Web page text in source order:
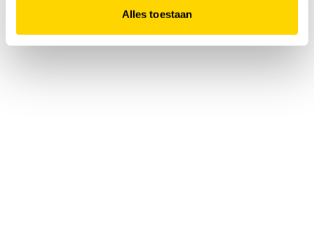
Alles toestaan